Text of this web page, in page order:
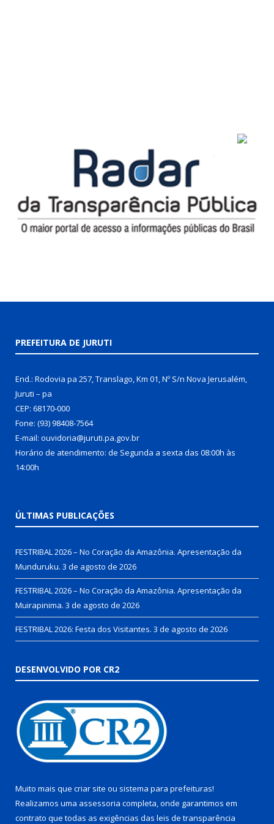
PREFEITURA DE JURUTI
End.: Rodovia pa 257, Translago, Km 01, Nº S/n Nova Jerusalém,
Juruti – pa
CEP: 68170-000
Fone: (93) 98408-7564
E-mail: ouvidoria@juruti.pa.gov.br
Horário de atendimento: de Segunda a sexta das 08:00h às
14:00h
ÚLTIMAS PUBLICAÇÕES
FESTRIBAL 2026 – No Coração da Amazônia. Apresentação da
Munduruku. 3 de agosto de 2026
FESTRIBAL 2026 – No Coração da Amazônia. Apresentação da
Muirapinima. 3 de agosto de 2026
FESTRIBAL 2026: Festa dos Visitantes. 3 de agosto de 2026
DESENVOLVIDO POR CR2
Muito mais que criar site ou sistema para prefeituras!
Realizamos uma assessoria completa, onde garantimos em
contrato que todas as exigências das leis de transparência